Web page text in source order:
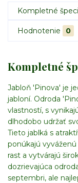
Kompletné
Hodnotenie 0
Kompletné
Jabloň 'Pinova' je
jabloní. Odroda
vlastností, s
dlhodobo udržať
Tieto jablká s
ponúkajú
rast a vytvárajú
dozrievajúca
septembri, ale